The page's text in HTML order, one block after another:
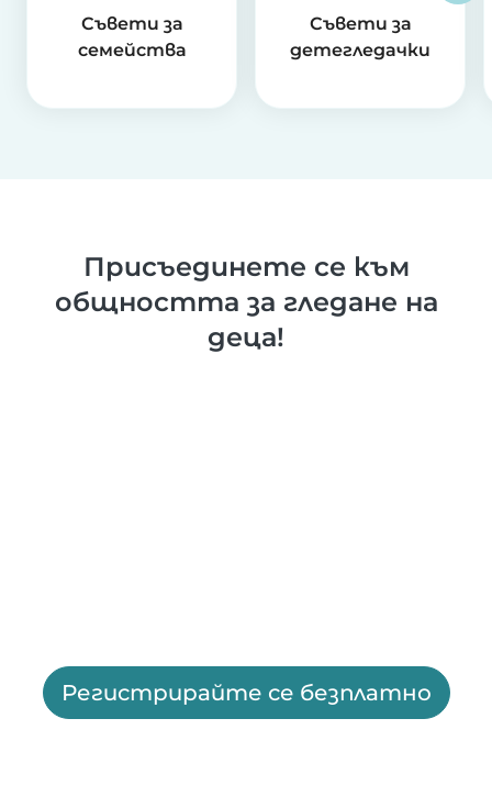
Съвети за
семейства
Съвети за
детегледачки
Присъединете се към
общността за гледане на
деца!
Регистрирайте се безплатно